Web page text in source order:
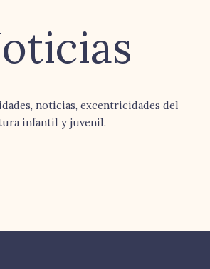
noticias, excentricidades del
infantil y juvenil.